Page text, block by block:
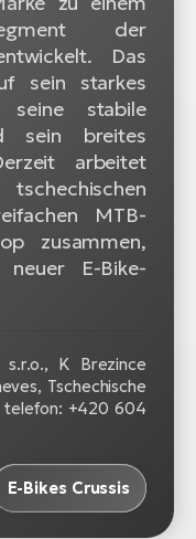
der
Das
sein starkes
seine stabile
sein breites
arbeitet
MTB-
zusammen,
E-Bike-
s.r.o., K Brezince
Tschechische
telefon: +420 604
E-Bikes Crussis